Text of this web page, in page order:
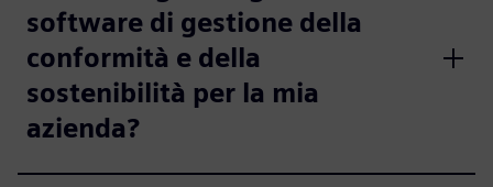
software di gestione della
conformità e della
sostenibilità per la mia
azienda?